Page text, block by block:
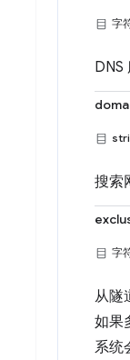
字
DNS
搜索
字
从隧
如果
系统